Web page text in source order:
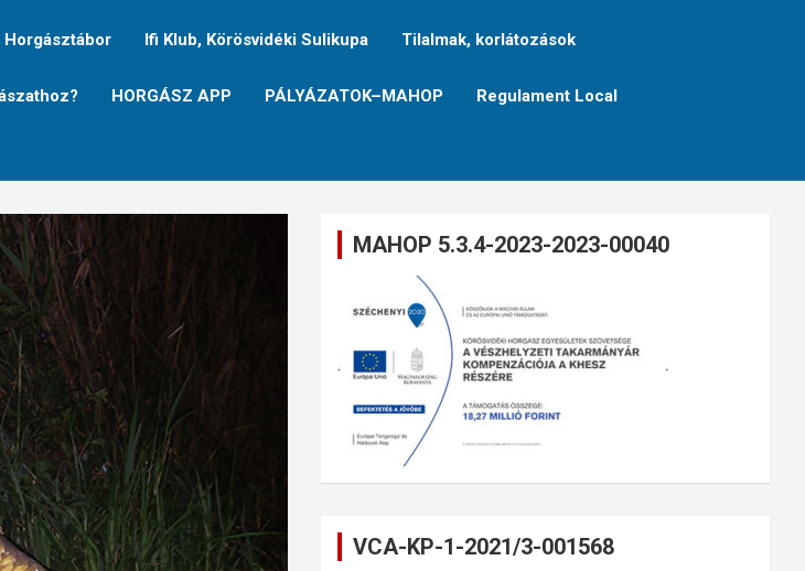
Horgásztábor Ifi Klub, Körösvidéki Sulikupa Tilalmak, korlátozások
HORGÁSZ APP PÁLYÁZATOK–MAHOP Regulament Local
MAHOP 5.3.4-2023-2023-00040
VCA-KP-1-2021/3-001568